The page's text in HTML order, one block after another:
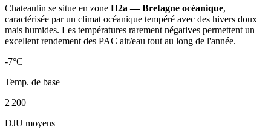
Chateaulin se situe en zone H2a — Bretagne océanique,
caractérisée par un climat océanique tempéré avec des hivers doux
mais humides. Les températures rarement négatives permettent un
excellent rendement des PAC air/eau tout au long de l'année.
-7°C
Temp. de base
2 200
DJU moyens